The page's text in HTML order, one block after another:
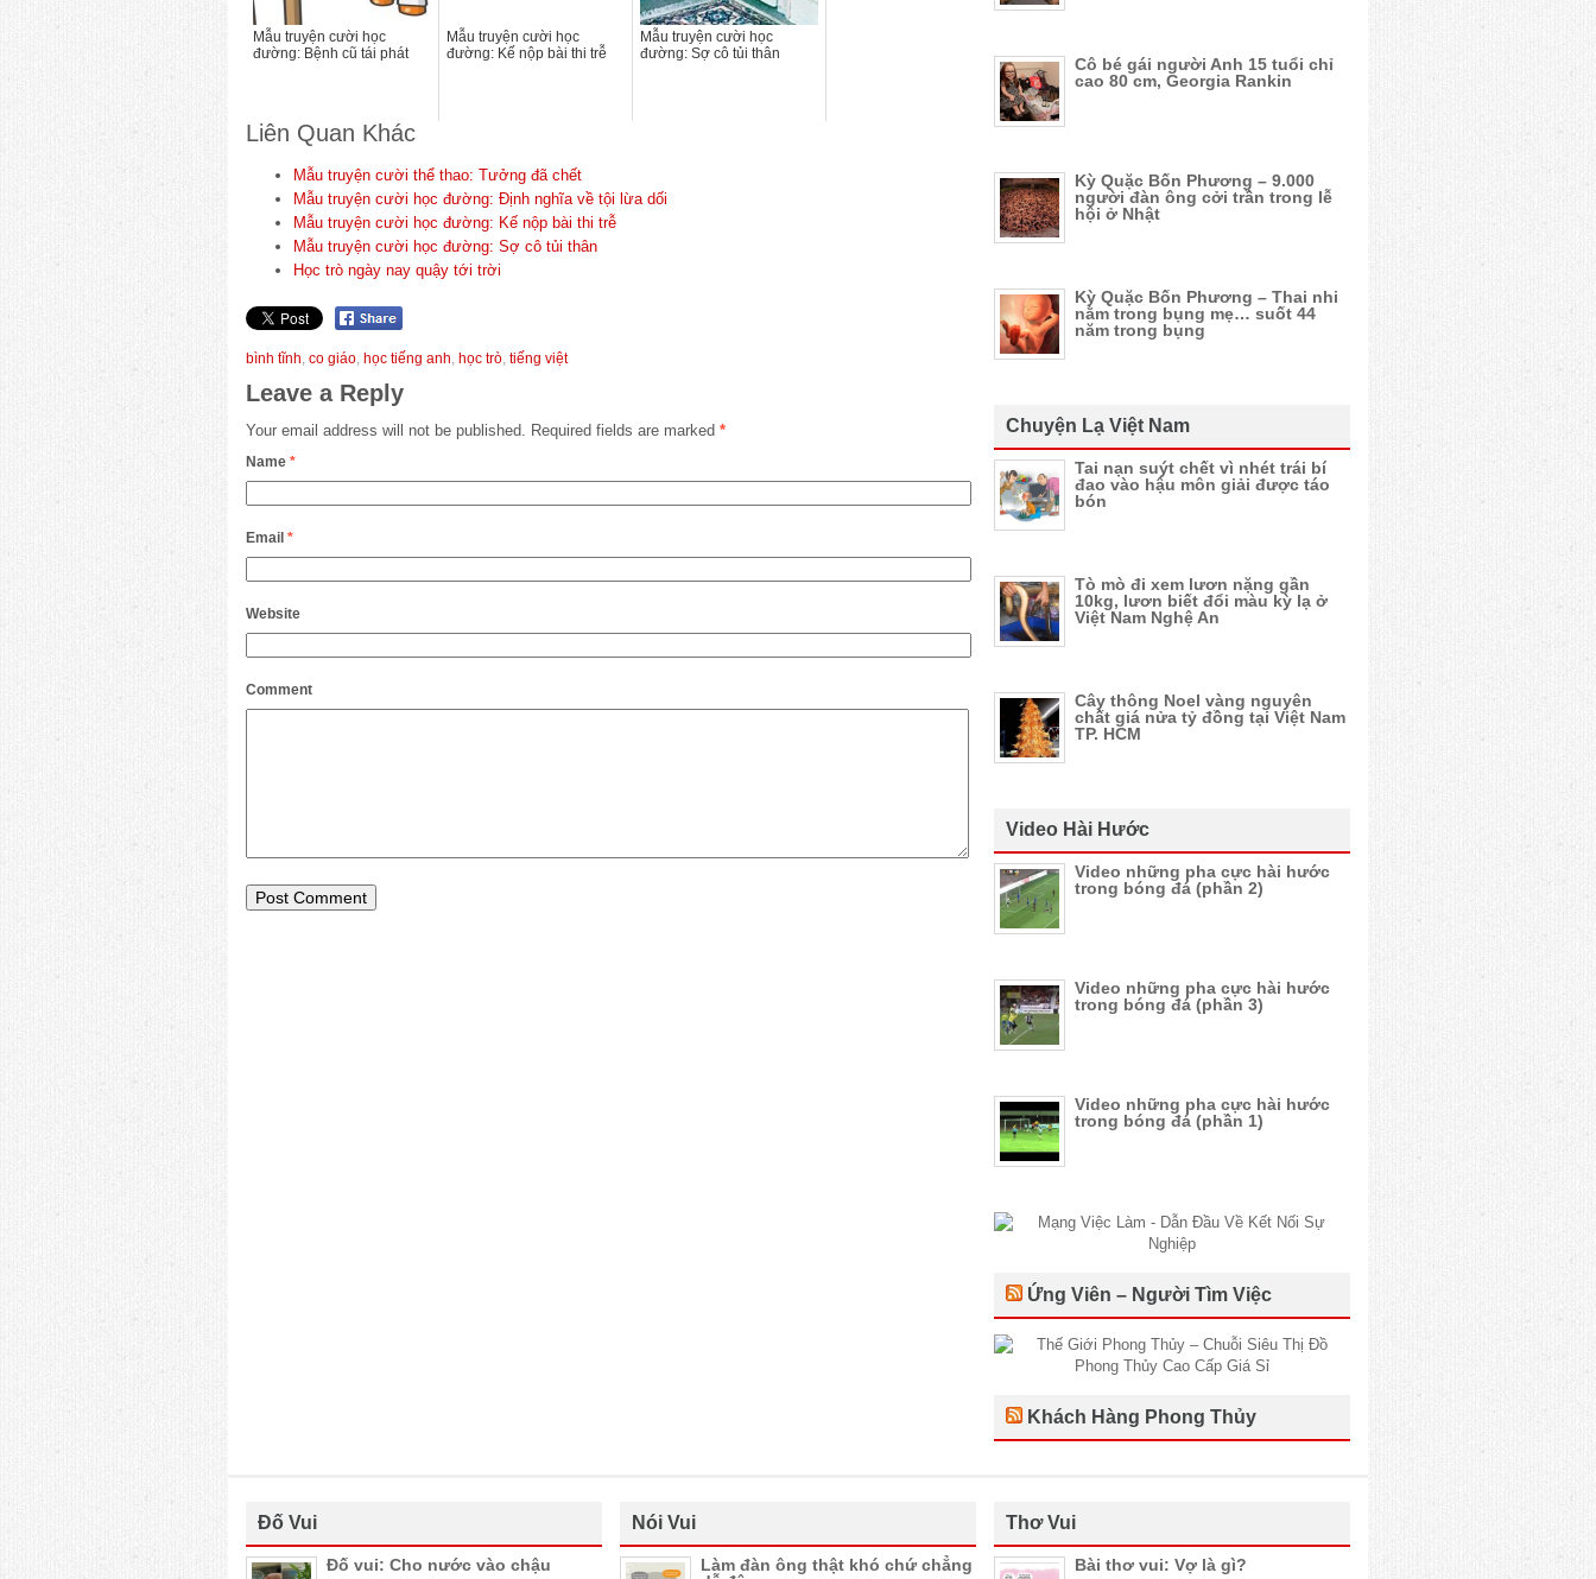
Mẫu truyện cười học
đường: Bệnh cũ tái phát
Mẫu truyện cười học
đường: Kế nộp bài thi trễ
Mẫu truyện cười học
đường: Sợ cô tủi thân
Liên Quan Khác
Mẫu truyện cười thể thao: Tưởng đã chết
Mẫu truyện cười học đường: Định nghĩa về tội lừa dối
Mẫu truyện cười học đường: Kế nộp bài thi trễ
Mẫu truyện cười học đường: Sợ cô tủi thân
Học trò ngày nay quậy tới trời
bình tĩnh, co giáo, học tiếng anh, học trò, tiếng việt
Leave a Reply
Your email address will not be published. Required fields are marked *
Name *
Email *
Website
Comment
Cô bé gái người Anh 15 tuổi chỉ
cao 80 cm, Georgia Rankin
Kỳ Quặc Bốn Phương – 9.000
người đàn ông cởi trần trong lễ
hội ở Nhật
Kỳ Quặc Bốn Phương – Thai nhi
nằm trong bụng mẹ… suốt 44
năm trong bụng
Chuyện Lạ Việt Nam
Tai nạn suýt chết vì nhét trái bí
đao vào hậu môn giải được táo
bón
Tò mò đi xem lươn nặng gần
10kg, lươn biết đổi màu kỳ lạ ở
Việt Nam Nghệ An
Cây thông Noel vàng nguyên
chất giá nửa tỷ đồng tại Việt Nam
TP. HCM
Video Hài Hước
Video những pha cực hài hước
trong bóng đá (phần 2)
Video những pha cực hài hước
trong bóng đá (phần 3)
Video những pha cực hài hước
trong bóng đá (phần 1)
Ứng Viên – Người Tìm Việc
Khách Hàng Phong Thủy
Đố Vui
Đố vui: Cho nước vào chậu
Nói Vui
Làm đàn ông thật khó chứ chẳng
Thơ Vui
Bài thơ vui: Vợ là gì?